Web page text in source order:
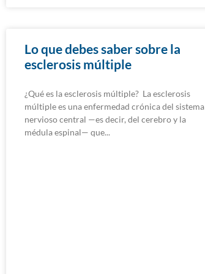
Lo que debes saber sobre la
esclerosis múltiple
¿Qué es la esclerosis múltiple? La esclerosis
múltiple es una enfermedad crónica del sistema
nervioso central —es decir, del cerebro y la
médula espinal— que